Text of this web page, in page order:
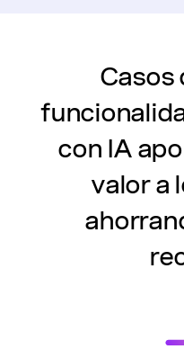
Casos
con IA
valor a